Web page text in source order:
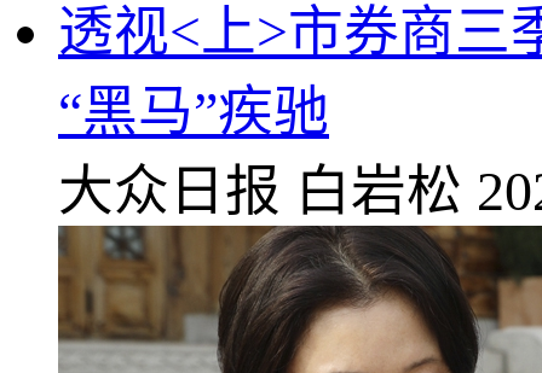
透视<上>市券商三
“黑马”疾驰
大众日报 白岩松